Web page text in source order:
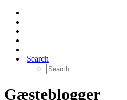
Search
Gæsteblogger